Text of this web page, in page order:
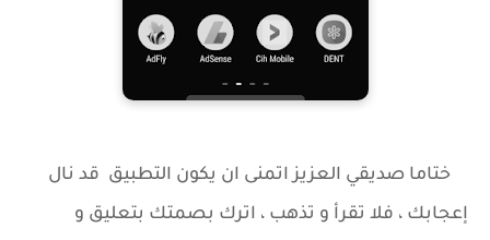
ختاما صديقي العزيز اتمنى ان يكون التطبيق قد نال
إعجابك ، فلا تقرأ و تذهب ، اترك بصمتك بتعليق و